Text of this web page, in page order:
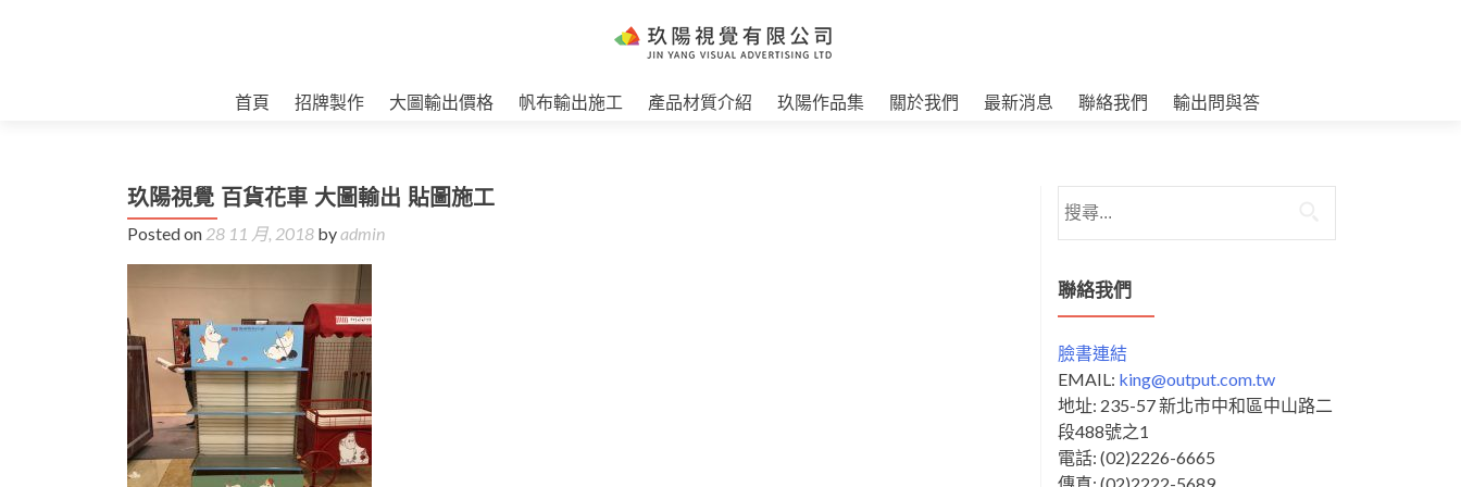
首頁 招牌製作 大圖輸出價格 帆布輸出施工 產品材質介紹 玖陽作品集 關於我們 最新消息 聯絡我們 輸出問與答
玖陽視覺 百貨花車 大圖輸出 貼圖施工
Posted on 28 11 月, 2018 byadmin
尋
鍵
字:
聯絡我們
臉書連結
EMAIL: king@output.com.tw
地址: 235-57 新北市中和區中山路二
段488號之1
電話: (02)2226-6665